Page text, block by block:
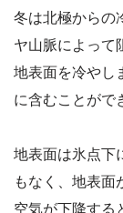
冬は北極からの
ヤ山脈によって
地表面を冷やし
に含むことがで
地表面は氷点下
もなく、地表面
空気が下降する